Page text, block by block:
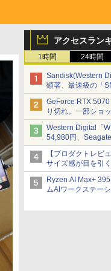
アクセスラン
1時間 24時間
Sandisk(Western
顕著、最速級の「
割れ [8月前半の
GeForce RTX
り切れ。一部ショ
限を実施したニュ
PC Hotline! 先週の
27日～26年8月3日
Western Digital「
54,980円、
HDDが64,980円な
けは上昇傾向 [8
【プロダクトレビ
サイズ感が目を引
Ti 16GB OC SLIM
ット厚で長さ30cm
ォーマンスと冷却
Ryzen AI Max+
ムAIワークステー